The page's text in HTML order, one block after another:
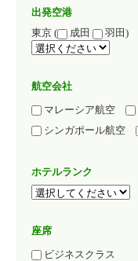
出発空港
東京 ( 成田 羽田 )
航空会社
マレーシア航空
シンガポール航空
ホテルランク
座席
ビジネスクラス